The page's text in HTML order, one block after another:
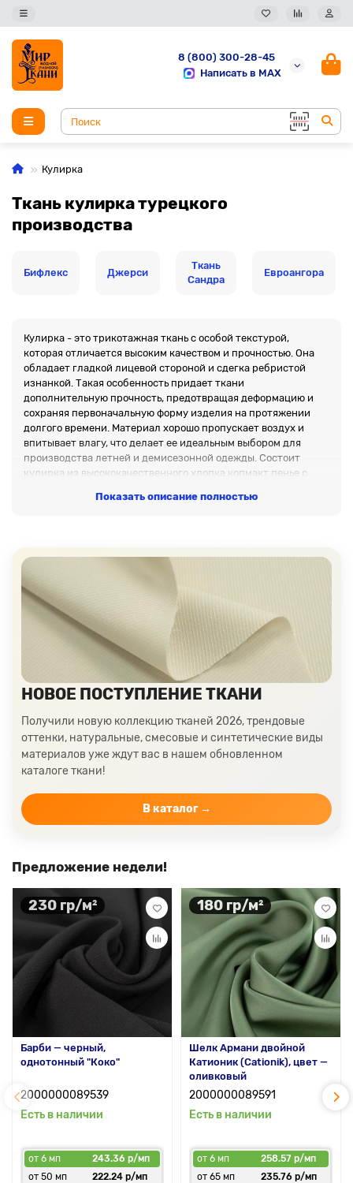
8 (800) 300-28-45
Написать в MAX
Кулирка
Ткань кулирка турецкого
производства
Бифлекс Джерси
Ткань
Сандра
Евроангора
Кулирка - это трикотажная ткань с особой текстурой,
которая отличается высоким качеством и прочностью. Она
обладает гладкой лицевой стороной и сдегка ребристой
изнанкой. Такая особенность придает ткани
дополнительную прочность, предотвращая деформацию и
сохраняя первоначальную форму изделия на протяжении
долгого времени. Материал хорошо пропускает воздух и
впитывает влагу, что делает ее идеальным выбором для
производства летней и демисезонной одежды. Состоит
кулирка из высококачественного хлопка копмакт пенье с
рулонами с дополнительной скидкой на метр трикотажа.
Доставка производится транспортными компаниями по всей
России и странам СНГ. Для того, чтобы убедиться в качестве
ткани, закажите бесплатную нарезку образцов.
Показать описание полностью
НОВОЕ ПОСТУПЛЕНИЕ ТКАНИ
Получили новую коллекцию тканей 2026, трендовые
оттенки, натуральные, смесовые и синтетические виды
материалов уже ждут вас в нашем обновленном
каталоге ткани!
В каталог →
Предложение недели!
230 гр/м²
Барби — черный,
однотонный "Коко"
2000000089539
Есть в наличии
от 6 мп
243.36 р/мп
от 50 мп
222.24 р/мп
180 гр/м²
Шелк Армани двойной
Катионик (Cationik), цвет —
оливковый
2000000089591
Есть в наличии
от 6 мп
258.57 р/мп
от 65 мп
235.76 р/мп